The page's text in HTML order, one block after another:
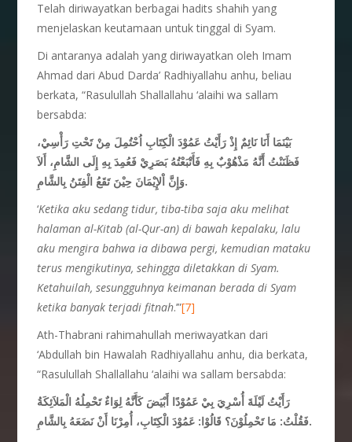
Telah diriwayatkan berbagai hadits shahih yang
menjelaskan keutamaan untuk tinggal di Syam.
Di antaranya adalah yang diriwayatkan oleh Imam
Ahmad dari Abud Darda’ Radhiyallahu anhu, beliau
berkata, “Rasulullah Shallallahu ‘alaihi wa sallam
bersabda:
بَيْنَمَا أَنَا نَائِمٌ إِذْ رَأَيْتُ عَمُوْدَ الْكِتَابِ اُحْتُمِلَ مِنْ تَحْتِ رَأْسِيْ،
فَظَنَنْتُ أَنَّهُ مَذْهُوْبٌ بِهِ فَأَتْبَعْتُهُ بَصَرِيْ فَعُمِدَ بِهِ إِلَى الشَّامِ، أَلاَ
وَإِنَّ اْلإِيْمَانَ حِيْنَ تَقَعُ
الْفِتَنُ بِالشَّامِ.
‘Ketika aku sedang tidur, tiba-tiba saja aku melihat
halaman al-Kitab (al-Qur-an) di bawah kepalaku, lalu
aku mengira bahwa ia dibawa pergi, kemudian mataku
terus mengikutinya, sehingga diletakkan di Syam.
Ketahuilah, sesungguhnya keimanan berada di Syam
ketika banyak terjadi fitnah.’”[7]
Ath-Thabrani rahimahullah meriwayatkan dari
‘Abdullah bin Hawalah Radhiyallahu anhu, dia berkata,
“Rasulullah Shallallahu ‘alaihi wa sallam bersabda:
رَأَيْتُ لَيْلَةَ أُسْرِيَ بِيْ عَمُوْدًا أَبْيَضَ كَأَنَّهُ لِوَاءٌ تَحْمِلُهُ الْمَلاَئِكَةُ
فَقُلْتُ: مَا تَحْمِلُوْنَ؟ قَالُوْا: عَمُوْدَ الْكِتَابِ، أُمِرْنَا أَنْ نَضَعَهُ
بِالشَّامِ.